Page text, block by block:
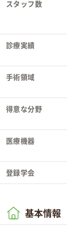
スタッフ数
診療実績
手術領域
得意な分野
医療機器
登録学会
基本情報